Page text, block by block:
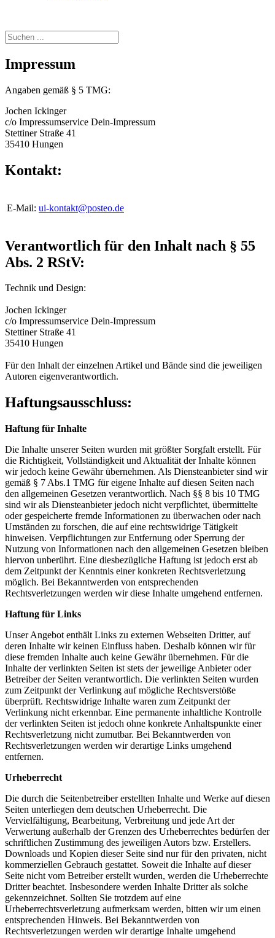
Impressum
Angaben gemäß § 5 TMG:
Jochen Ickinger
c/o Impressumservice Dein-Impressum
Stettiner Straße 41
35410 Hungen
Kontakt:
E-Mail: ui-kontakt@posteo.de
Verantwortlich für den Inhalt nach § 55
Abs. 2 RStV:
Technik und Design:
Jochen Ickinger
c/o Impressumservice Dein-Impressum
Stettiner Straße 41
35410 Hungen
Für den Inhalt der einzelnen Artikel und Bände sind die jeweiligen
Autoren eigenverantwortlich.
Haftungsausschluss:
Haftung für Inhalte
Die Inhalte unserer Seiten wurden mit größter Sorgfalt erstellt. Für
die Richtigkeit, Vollständigkeit und Aktualität der Inhalte können
wir jedoch keine Gewähr übernehmen. Als Diensteanbieter sind wir
gemäß § 7 Abs.1 TMG für eigene Inhalte auf diesen Seiten nach
den allgemeinen Gesetzen verantwortlich. Nach §§ 8 bis 10 TMG
sind wir als Diensteanbieter jedoch nicht verpflichtet, übermittelte
oder gespeicherte fremde Informationen zu überwachen oder nach
Umständen zu forschen, die auf eine rechtswidrige Tätigkeit
hinweisen. Verpflichtungen zur Entfernung oder Sperrung der
Nutzung von Informationen nach den allgemeinen Gesetzen bleiben
hiervon unberührt. Eine diesbezügliche Haftung ist jedoch erst ab
dem Zeitpunkt der Kenntnis einer konkreten Rechtsverletzung
möglich. Bei Bekanntwerden von entsprechenden
Rechtsverletzungen werden wir diese Inhalte umgehend entfernen.
Haftung für Links
Unser Angebot enthält Links zu externen Webseiten Dritter, auf
deren Inhalte wir keinen Einfluss haben. Deshalb können wir für
diese fremden Inhalte auch keine Gewähr übernehmen. Für die
Inhalte der verlinkten Seiten ist stets der jeweilige Anbieter oder
Betreiber der Seiten verantwortlich. Die verlinkten Seiten wurden
zum Zeitpunkt der Verlinkung auf mögliche Rechtsverstöße
überprüft. Rechtswidrige Inhalte waren zum Zeitpunkt der
Verlinkung nicht erkennbar. Eine permanente inhaltliche Kontrolle
der verlinkten Seiten ist jedoch ohne konkrete Anhaltspunkte einer
Rechtsverletzung nicht zumutbar. Bei Bekanntwerden von
Rechtsverletzungen werden wir derartige Links umgehend
entfernen.
Urheberrecht
Die durch die Seitenbetreiber erstellten Inhalte und Werke auf diesen
Seiten unterliegen dem deutschen Urheberrecht. Die
Vervielfältigung, Bearbeitung, Verbreitung und jede Art der
Verwertung außerhalb der Grenzen des Urheberrechtes bedürfen der
schriftlichen Zustimmung des jeweiligen Autors bzw. Erstellers.
Downloads und Kopien dieser Seite sind nur für den privaten, nicht
kommerziellen Gebrauch gestattet. Soweit die Inhalte auf dieser
Seite nicht vom Betreiber erstellt wurden, werden die Urheberrechte
Dritter beachtet. Insbesondere werden Inhalte Dritter als solche
gekennzeichnet. Sollten Sie trotzdem auf eine
Urheberrechtsverletzung aufmerksam werden, bitten wir um einen
entsprechenden Hinweis. Bei Bekanntwerden von
Rechtsverletzungen werden wir derartige Inhalte umgehend